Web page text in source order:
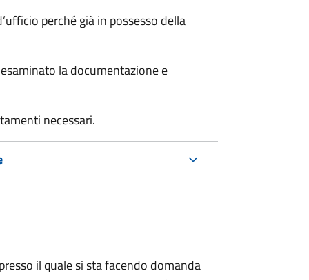
perché già in possesso della
la documentazione e
necessari.
il quale si sta facendo domanda